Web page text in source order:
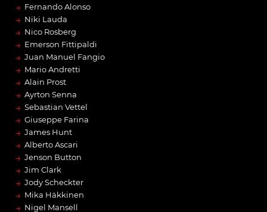
→ Fernando Alonso
→ Niki Lauda
→ Nico Rosberg
→ Emerson Fittipaldi
→ Juan Manuel Fangio
→ Mario Andretti
→ Alain Prost
→ Ayrton Senna
→ Sebastian Vettel
→ Giuseppe Farina
→ James Hunt
→ Alberto Ascari
→ Jenson Button
→ Jim Clark
→ Jody Scheckter
→ Mika Häkkinen
→ Nigel Mansell